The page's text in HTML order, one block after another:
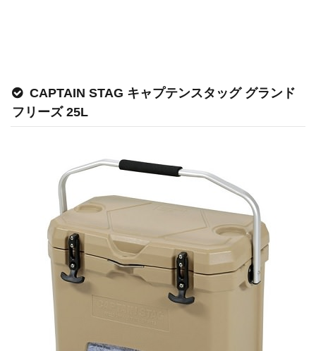
CAPTAIN STAG キャプテンスタッグ グランド
フリーズ 25L